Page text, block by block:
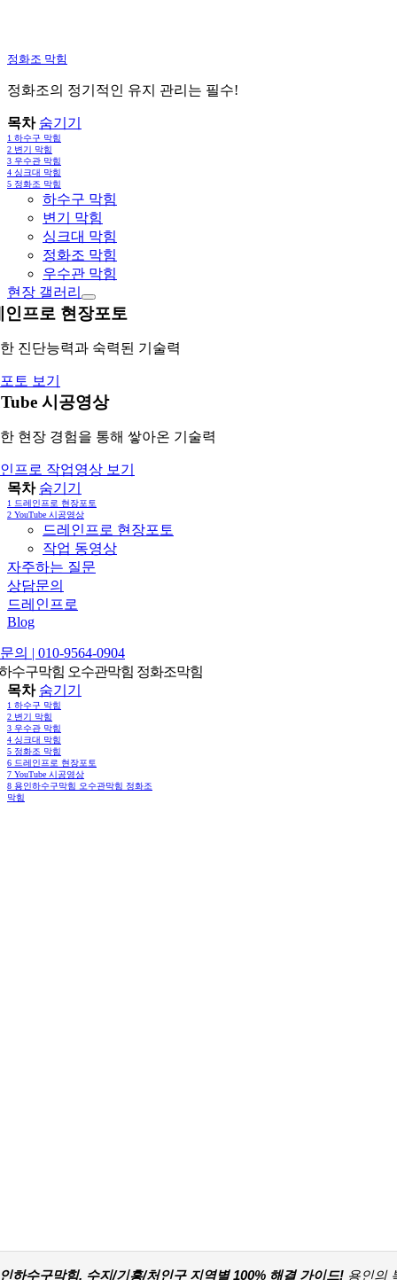
정화조 막힘
정화조의 정기적인 유지 관리는 필수!
목차 숨기기
1 하수구 막힘
2 변기 막힘
3 우수관 막힘
4 싱크대 막힘
5 정화조 막힘
하수구 막힘
변기 막힘
싱크대 막힘
정화조 막힘
우수관 막힘
현장 갤러리
인프로 현장포토
진단능력과 숙력된 기술력
토 보기
시공영상
현장 경험을 통해 쌓아온 기술력
프로 작업영상 보기
목차 숨기기
1 드레인프로 현장포토
2 YouTube 시공영상
드레인프로 현장포토
작업 동영상
자주하는 질문
상담문의
드레인프로
Blog
의 | 010-9564-0904
수구막힘 오수관막힘 정화조막힘
목차 숨기기
1 하수구 막힘
2 변기 막힘
3 우수관 막힘
4 싱크대 막힘
5 정화조 막힘
6 드레인프로 현장포토
7 YouTube 시공영상
8 용인하수구막힘 오수관막힘 정화조
막힘
하수구막힘, 수지/기흥/처인구 지역별 100% 해결 가이드! 용인의